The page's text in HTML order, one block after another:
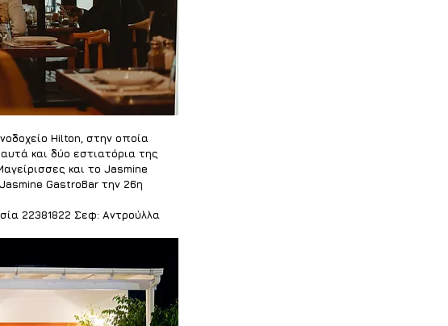
Hilton, στην οποία
και δύο εστιατόρια της
και το Jasmine
GastroBar την 26η
22381822 Σεφ: Αντρούλλα